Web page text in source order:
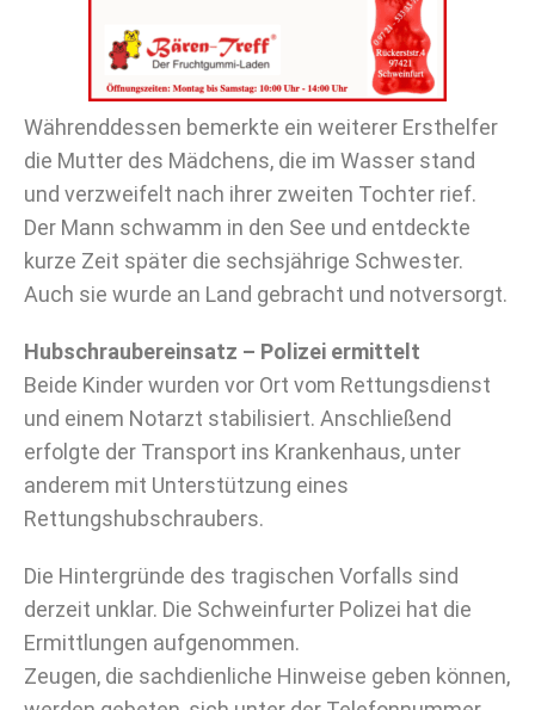
Währenddessen bemerkte ein weiterer Ersthelfer
die Mutter des Mädchens, die im Wasser stand
und verzweifelt nach ihrer zweiten Tochter rief.
Der Mann schwamm in den See und entdeckte
kurze Zeit später die sechsjährige Schwester.
Auch sie wurde an Land gebracht und notversorgt.
Hubschraubereinsatz – Polizei ermittelt
Beide Kinder wurden vor Ort vom Rettungsdienst
und einem Notarzt stabilisiert. Anschließend
erfolgte der Transport ins Krankenhaus, unter
anderem mit Unterstützung eines
Rettungshubschraubers.
Die Hintergründe des tragischen Vorfalls sind
derzeit unklar. Die Schweinfurter Polizei hat die
Ermittlungen aufgenommen.
Zeugen, die sachdienliche Hinweise geben können,